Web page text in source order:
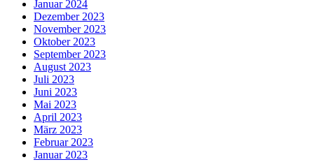
Januar 2024
Dezember 2023
November 2023
Oktober 2023
September 2023
August 2023
Juli 2023
Juni 2023
Mai 2023
April 2023
März 2023
Februar 2023
Januar 2023